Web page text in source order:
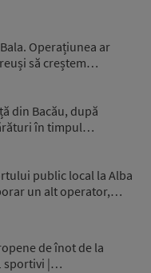
Operațiunea ar
să creștem…
din Bacău, după
în timpul…
public local la Alba
un alt operator,…
de înot de la
sportivi |…